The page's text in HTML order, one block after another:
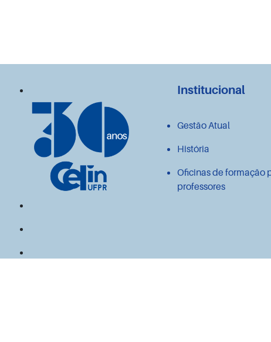
Institucional
Gestão Atual
História
Oficinas de formação
professores